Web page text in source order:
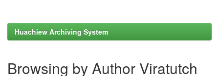
Huachiew Archiving System
Browsing by Author Viratutch